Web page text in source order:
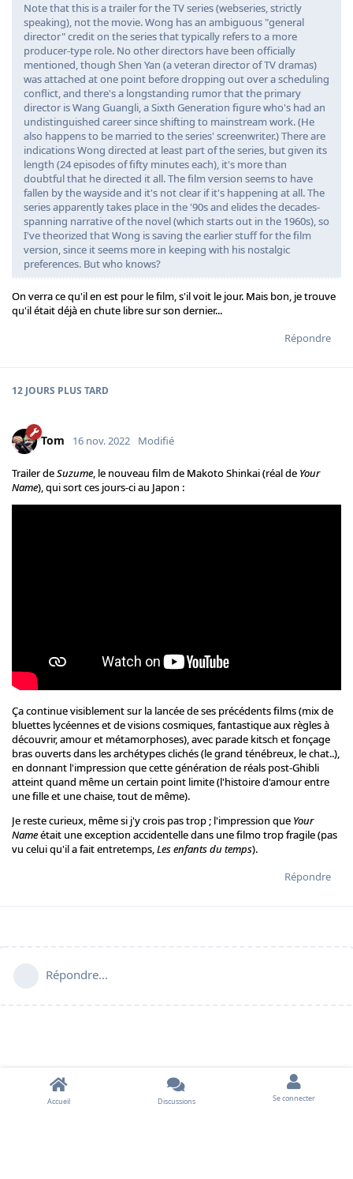
Note that this is a trailer for the TV series (webseries, strictly
speaking), not the movie. Wong has an ambiguous "general
director" credit on the series that typically refers to a more
producer-type role. No other directors have been officially
mentioned, though Shen Yan (a veteran director of TV dramas)
was attached at one point before dropping out over a scheduling
conflict, and there's a longstanding rumor that the primary
director is Wang Guangli, a Sixth Generation figure who's had an
undistinguished career since shifting to mainstream work. (He
also happens to be married to the series' screenwriter.) There are
indications Wong directed at least part of the series, but given its
length (24 episodes of fifty minutes each), it's more than
doubtful that he directed it all. The film version seems to have
fallen by the wayside and it's not clear if it's happening at all. The
series apparently takes place in the '90s and elides the decades-
spanning narrative of the novel (which starts out in the 1960s), so
I've theorized that Wong is saving the earlier stuff for the film
version, since it seems more in keeping with his nostalgic
preferences. But who knows?
On verra ce qu'il en est pour le film, s'il voit le jour. Mais bon, je trouve
qu'il était déjà en chute libre sur son dernier...
Répondre
12 JOURS PLUS TARD
Tom 16 nov. 2022 Modifié
Trailer deSuzume, le nouveau film de Makoto Shinkai (réal de Your
Name), qui sort ces jours-ci au Japon :
Ça continue visiblement sur la lancée de ses précédents films (mix de
bluettes lycéennes et de visions cosmiques, fantastique aux règles à
découvrir, amour et métamorphoses), avec parade kitsch et fonçage
bras ouverts dans les archétypes clichés (le grand ténébreux, le chat..),
en donnant l'impression que cette génération de réals post-Ghibli
atteint quand même un certain point limite (l'histoire d'amour entre
une fille et une chaise, tout de même).
Je reste curieux, même si j'y crois pas trop ; l'impression que Your
Nameétait une exception accidentelle dans une filmo trop fragile (pas
vu celui qu'il a fait entretemps,Les enfants du temps).
Répondre
Répondre…
Accueil Discussions Se connecter